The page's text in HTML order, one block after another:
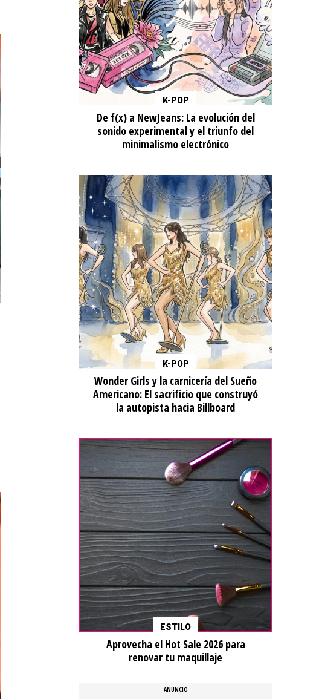
K-POP
De f(x) a NewJeans: La evolución del
sonido experimental y el triunfo del
minimalismo electrónico
K-POP
Wonder Girls y la carnicería del Sueño
Americano: El sacrificio que construyó
la autopista hacia Billboard
ESTILO
Aprovecha el Hot Sale 2026 para
renovar tu maquillaje